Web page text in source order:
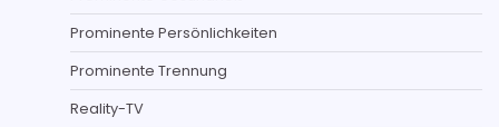
Prominente Persönlichkeiten
Prominente Trennung
Reality-TV